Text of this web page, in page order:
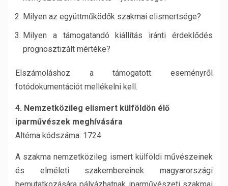
Milyen az együttműködők szakmai elismertsége?
Milyen a támogatandó kiállítás iránti érdeklődés
prognosztizált mértéke?
Elszámoláshoz a támogatott eseményről
fotódokumentációt mellékelni kell.
4. Nemzetközileg elismert külföldön élő
iparművészek meghívására
Altéma kódszáma: 1724
A szakma nemzetközileg ismert külföldi művészeinek
és elméleti szakembereinek magyarországi